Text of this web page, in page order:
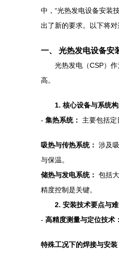
中，“光热发电设备安装
出了新的要求。以下将对
一、 光热发电设备安
光热发电（CSP）
高。
1. 核心设备与系统构
- 集热系统： 主要包括
吸热与传热系统： 涉及
与保温。
储热与发电系统： 包括
精度控制是关键。
2. 安装技术要点与难
- 高精度测量与定位技术：
特殊工况下的焊接与安装